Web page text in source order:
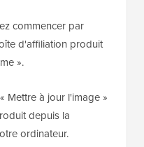
commencer par
d'affiliation produit
».
Mettre à jour l'image »
depuis la
ordinateur.